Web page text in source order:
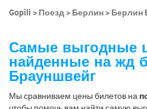
Gopili Поезд Берлин Берлин
Самые выгодные
найденные на жд
Брауншвейг
Мы сравниваем цены билетов на